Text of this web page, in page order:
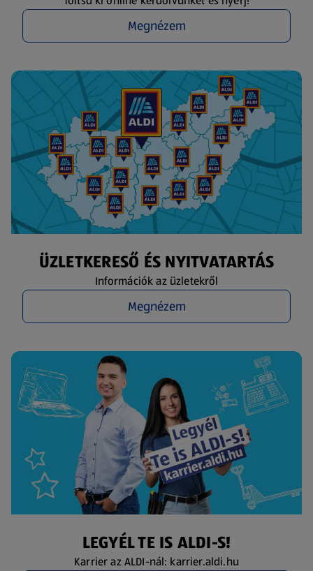
Megnézem
ÜZLETKERESŐ ÉS NYITVATARTÁS
Információk az üzletekről
Megnézem
LEGYÉL TE IS ALDI-S!
Karrier az ALDI-nál: karrier.aldi.hu